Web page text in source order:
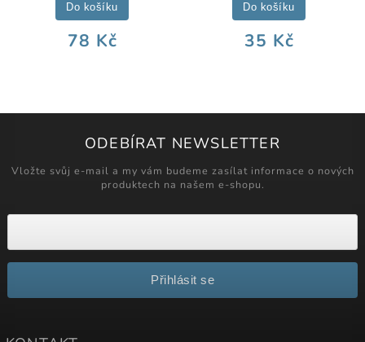
78 Kč
Do košíku
35 Kč
Do košíku
ODEBÍRAT NEWSLETTER
Vložte svůj e-mail a my vám budeme zasílat informace o nových
produktech na našem e-shopu.
Přihlásit se